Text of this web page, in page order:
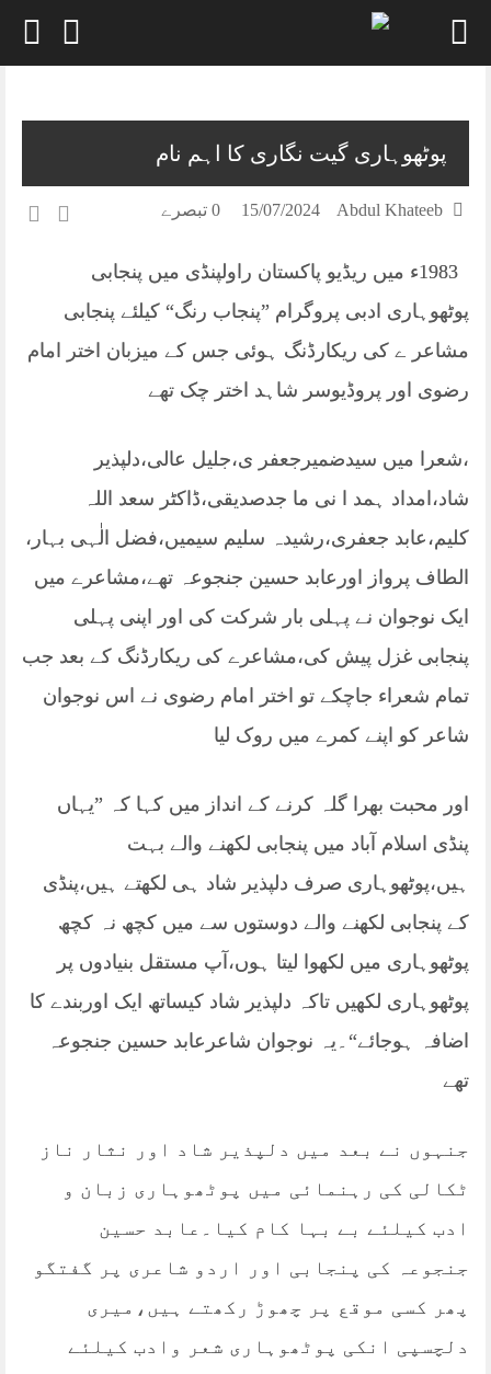
پوٹھوہاری گیت نگاری کا اہم نام
Abdul Khateeb
15/07/2024
1983ء میں ریڈیو پاکستان راولپنڈی میں پنجابی
پوٹھوہاری ادبی پروگرام ”پنجاب رنگ“ کیلئے پنجابی
مشاعر ے کی ریکارڈنگ ہوئی جس کے میزبان اختر امام
رضوی اور پروڈیوسر شاہد اختر چک تھے
،شعرا میں سیدضمیرجعفر ی،جلیل عالی،دلپذیر
شاد،امداد ہمد ا نی ما جدصدیقی،ڈاکٹر سعد اللہ
کلیم،عابد جعفری،رشیدہ سلیم سیمیں،فضل الٰہی بہار،
الطاف پرواز اورعابد حسین جنجوعہ تھے،مشاعرے میں
ایک نوجوان نے پہلی بار شرکت کی اور اپنی پہلی
پنجابی غزل پیش کی،مشاعرے کی ریکارڈنگ کے بعد جب
تمام شعراء جاچکے تو اختر امام رضوی نے اس نوجوان
شاعر کو اپنے کمرے میں روک لیا
اور محبت بھرا گلہ کرنے کے انداز میں کہا کہ ”یہاں
پنڈی اسلام آباد میں پنجابی لکھنے والے بہت
ہیں،پوٹھوہاری صرف دلپذیر شاد ہی لکھتے ہیں،پنڈی
کے پنجابی لکھنے والے دوستوں سے میں کچھ نہ کچھ
پوٹھوہاری میں لکھوا لیتا ہوں،آپ مستقل بنیادوں پر
پوٹھوہاری لکھیں تاکہ دلپذیر شاد کیساتھ ایک اوربندے کا
اضافہ ہوجائے“۔یہ نوجوان شاعرعابد حسین جنجوعہ
تھے
جنہوں نے بعد میں دلپذیر شاد اور نثار ناز
ٹکالی کی رہنمائی میں پوٹھوہاری زبان و
ادب کیلئے بے بہا کام کیا۔عابد حسین
جنجوعہ کی پنجابی اور اردو شاعری پر گفتگو
پھر کسی موقع پر چھوڑ رکھتے ہیں،میری
دلچسپی انکی پوٹھوہاری شعر وادب کیلئے